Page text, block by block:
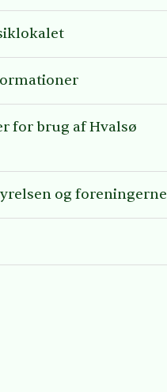
for brug af Hvalsø
og foreningerne